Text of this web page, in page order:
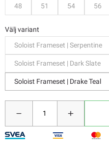
48
51 54 56
Välj variant
Soloist Frameset | Serpentine
Soloist Frameset | Dark Slate
Soloist Frameset | Drake Teal